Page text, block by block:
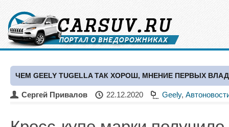
ЧЕМ GEELY TUGELLA ТАК ХОРОШ, МНЕНИЕ ПЕРВЫХ
Сергей Привалов 22.12.2020 Geely,